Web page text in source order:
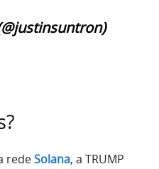
redeSolana, a TRUMP